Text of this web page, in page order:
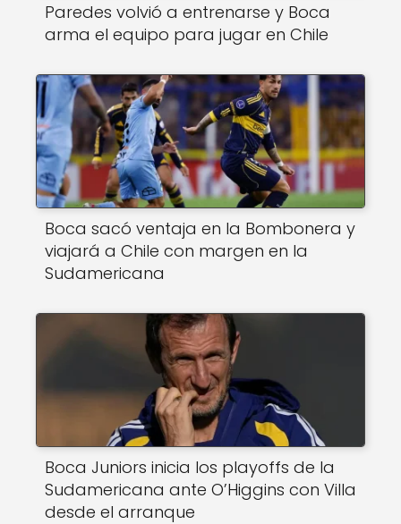
Paredes volvió a entrenarse y Boca
arma el equipo para jugar en Chile
Boca sacó ventaja en la Bombonera y
viajará a Chile con margen en la
Sudamericana
Boca Juniors inicia los playoffs de la
Sudamericana ante O’Higgins con Villa
desde el arranque